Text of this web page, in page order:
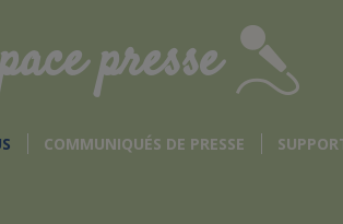
presse
COMMUNIQUÉS DE PRESSE